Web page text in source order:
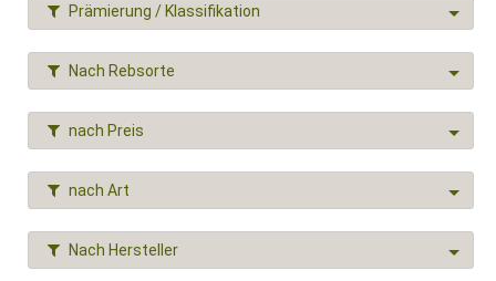
Prämierung / Klassifikation
Nach Rebsorte
nach Preis
nach Art
Nach Hersteller